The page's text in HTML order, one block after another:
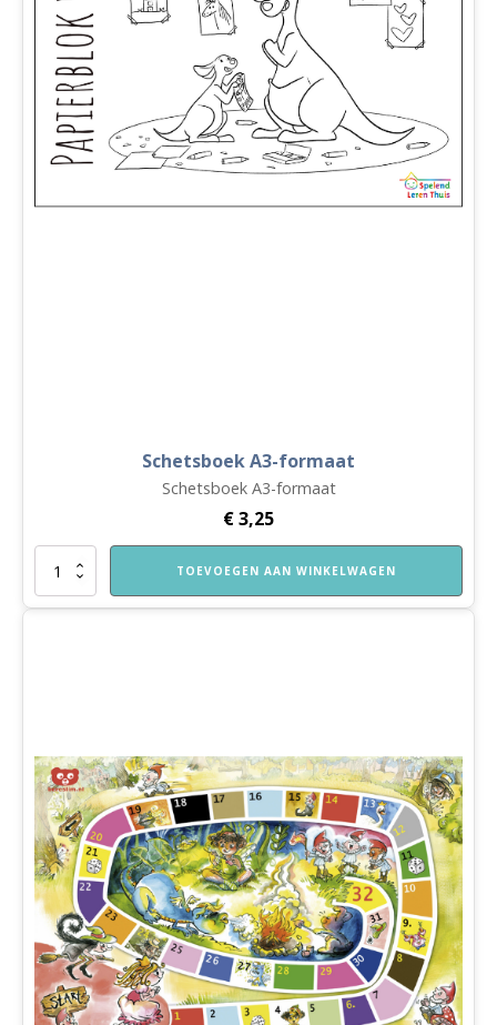
Schetsboek A3-formaat
Schetsboek A3-formaat
€3,25
Schetsboek
formaat
TOEVOEGEN AAN WINKELWAGEN